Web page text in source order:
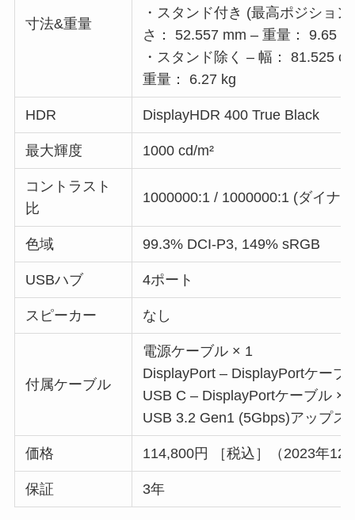
寸法&重量
・スタンド付き (最高ポジショ
さ： 52.557 mm – 重量： 9.65
・スタンド除く – 幅： 81.525
重量： 6.27 kg
HDR DisplayHDR 400 True Black
最大輝度 1000 cd/m²
コントラスト
比
1000000:1 / 1000000:1 (ダイナ
色域 99.3% DCI-P3, 149% sRGB
USBハブ 4ポート
スピーカー なし
付属ケーブル
電源ケーブル × 1
DisplayPort – DisplayPortケーブ
USB C – DisplayPortケーブル ×
USB 3.2 Gen1 (5Gbps)アップス
価格 114,800円 ［税込］（2023年12
保証 3年